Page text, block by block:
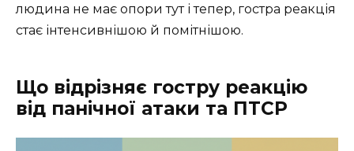
людина не має опори тут і тепер, гостра реакція
стає інтенсивнішою й помітнішою.
Що відрізняє гостру реакцію
від панічної атаки та ПТСР